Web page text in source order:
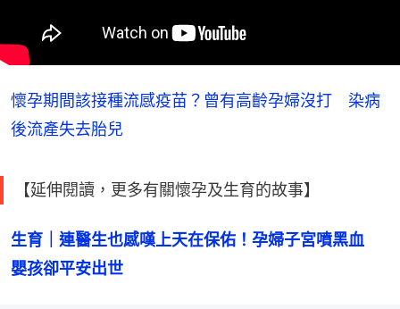
懷孕期間該接種流感疫苗？曾有高齡孕婦沒打 染病
後流產失去胎兒
【延伸閱讀，更多有關懷孕及生育的故事】
生育｜連醫生也感嘆上天在保佑！孕婦子宮噴黑血
嬰孩卻平安出世